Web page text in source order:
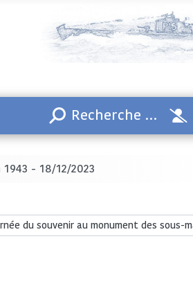
1943 - 18/12/2023
suivant : Journée du souvenir au
du souvenir au monument des sous-